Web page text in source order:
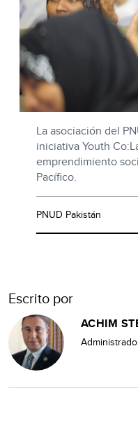
La asociación del
iniciativa Youth
emprendimiento
Pacífico.
PNUD Pakistán
Escrito por
ACHIM